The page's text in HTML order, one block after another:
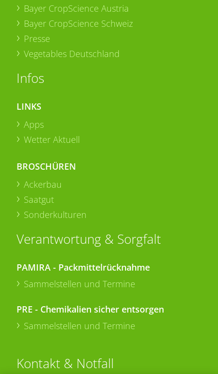
Bayer CropScience Austria
Bayer CropScience Schweiz
Presse
Vegetables Deutschland
Infos
LINKS
Apps
Wetter Aktuell
BROSCHÜREN
Ackerbau
Saatgut
Sonderkulturen
Verantwortung & Sorgfalt
PAMIRA - Packmittelrücknahme
Sammelstellen und Termine
PRE - Chemikalien sicher entsorgen
Sammelstellen und Termine
Kontakt & Notfall